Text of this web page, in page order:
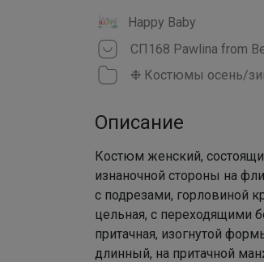
Happy Baby
СП168 Pawlina from
❉ Костюмы осень/
Описание
Костюм женский,
изнаночной стороны на
с подрезами, горловиной
цельная, с переходящими
притачная, изогнутой
длинный, на притачной